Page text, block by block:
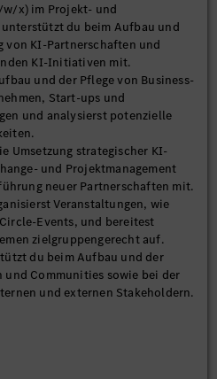
x) im Projekt- und
unterstützt du beim Aufbau und
KI-Partnerschaften und
KI-Initiativen mit.
und der Pflege von Business-
Start-ups und
und analysierst potenzielle
Umsetzung strategischer KI-
und Projektmanagement
neuer Partnerschaften mit.
Veranstaltungen, wie
Events, und bereitest
zielgruppengerecht auf.
du beim Aufbau und der
und Communities sowie bei der
und externen Stakeholdern.